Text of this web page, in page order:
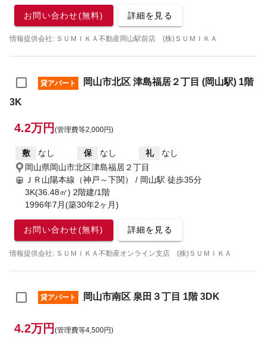
お問い合わせ(無料) 詳細を見る
情報提供会社: ＳＵＭＩＫＡ不動産岡山駅前店 (株)ＳＵＭＩＫＡ
貸アパート
岡山市北区 津島福居２丁目 (岡山駅) 1階
3K
4.2万円 (管理費等2,000円)
敷 なし 保 なし 礼
なし
岡山県岡山市北区津島福居２丁目
ＪＲ山陽本線（神戸～下関） / 岡山駅 徒歩35分
3K(36.48㎡) 2階建/1階
1996年7月(築30年2ヶ月)
お問い合わせ(無料) 詳細を見る
情報提供会社: ＳＵＭＩＫＡ不動産オンライン支店 (株)ＳＵＭＩＫＡ
貸アパート 岡山市南区 泉田３丁目 1階 3DK
4.2万円 (管理費等4,500円)